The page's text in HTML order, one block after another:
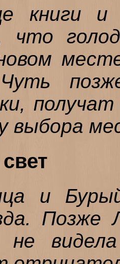
книги и
что
получат
выбора
и
Позже
не